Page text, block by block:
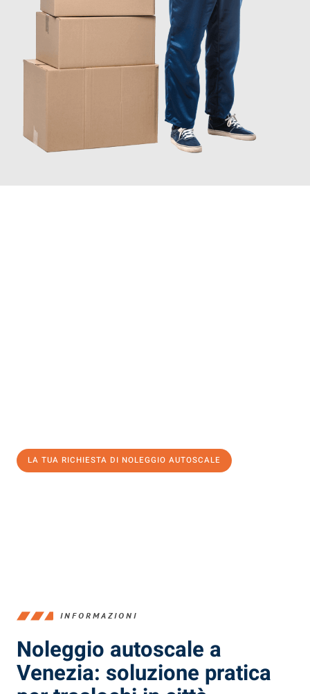
LA TUA RICHIESTA DI NOLEGGIO AUTOSCALE
INFORMAZIONI
Noleggio autoscale a
Venezia: soluzione pratica